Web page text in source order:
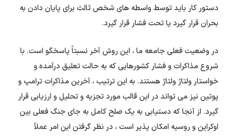
دستور کار باید توسط واسطه های شخص ثالث برای پایان دادن به
بحران قرار گیرد یا تحت فشار قرار گیرد.
در وضعیت فعلی جامعه ما ، این روش آخر نسبتاً پاسخگو است. با
شروع مذاکرات و فشار کشورهایی که به حالت تعلیق درآمده و
خواستار ولتاژ ولتاژ هستند. به این ترتیب ، آخرین مذاکرات ترامپ و
پوتین نیز می تواند در این قالب مورد تجزیه و تحلیل و ارزیابی قرار
گیرد. از آنجا که دستیابی به یک صلح کامل به جای جنگ فعلی بین
اوکراین و روسیه امکان پذیر است ، در نظر گرفتن این امر عملاً